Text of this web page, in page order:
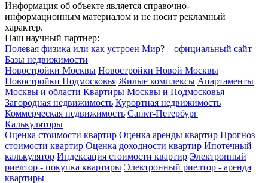
Информация об объекте является справочно-
информационным материалом и не носит рекламный
характер.
Наш научный партнер:
Полевая физика или как устроен Мир? – официальный сайт
Базы недвижимости
Новостройки Москвы Новостройки Новой Москвы
Новостройки Подмосковья Жилые комплексы Апартаменты
Москвы и области Квартиры Москвы и Подмосковья
Загородная недвижимость Курортная недвижимость
Коммерческая недвижимость Санкт-Петербург
Калькуляторы
Оценка стоимости квартир Оценка аренды квартир Прогноз
стоимости квартир Оценка доходности квартир Ипотечный
калькулятор Индексация стоимости квартир Электронный
риелтор - покупка квартиры Электронный риелтор - аренда
квартиры